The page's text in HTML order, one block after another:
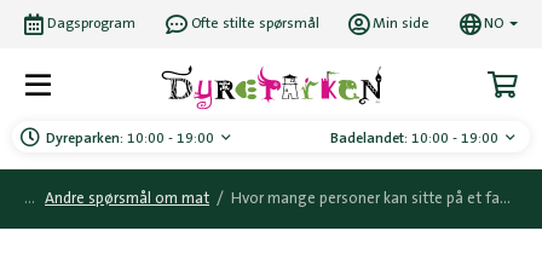
Dyreparken: 10:00 - 19:00 Badelandet: 10:00 - 19:00
Dagsprogram Ofte stilte spørsmål Min side NO
Andre spørsmål om mat / Hvor mange personer kan sitte på et familiebord på Kaptein Sabeltanns Sjørøverlunsj?